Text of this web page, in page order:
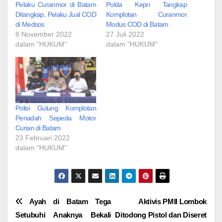
Pelaku Curanmor di Batam
Ditangkap, Pelaku Jual COD
di Medsos
8 November 2022
dalam "HUKUM"
Polda Kepri Tangkap
Komplotan Curanmor
Modus COD di Batam
27 Juli 2022
dalam "HUKUM"
Polisi Gulung Komplotan
Penadah Sepeda Motor
Curian di Batam
23 Februari 2022
dalam "HUKUM"
Navigasi
Aktivis PMII Lombok
Ditodong Pistol dan Diseret
Ayah di Batam Tega
Setubuhi Anaknya Bekali